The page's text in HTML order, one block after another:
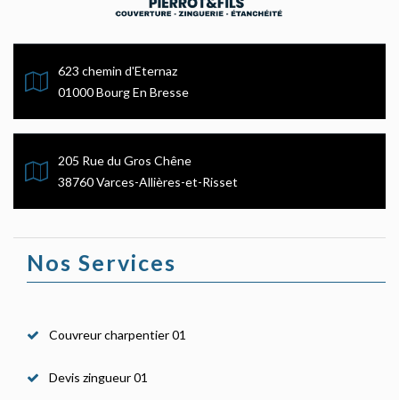
623 chemin d'Eternaz
01000 Bourg En Bresse
205 Rue du Gros Chêne
38760 Varces-Allières-et-Risset
Nos Services
Couvreur charpentier 01
Devis zingueur 01